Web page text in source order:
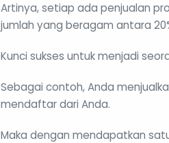
Artinya, setiap ada penjualan
jumlah yang beragam antara
Kunci sukses untuk menjadi
Sebagai contoh, Anda
mendaftar dari Anda.
Maka dengan mendapatkan